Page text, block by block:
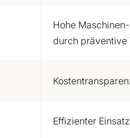
Hohe
durch präventive
Effizienter